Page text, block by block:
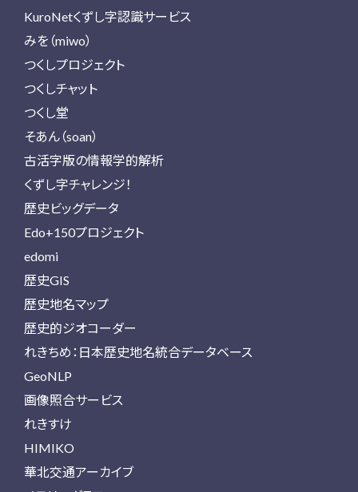
KuroNetくずし字認識サービス
みを（miwo）
つくしプロジェクト
つくしチャット
つくし堂
そあん（soan）
古活字版の情報学的解析
くずし字チャレンジ！
歴史ビッグデータ
Edo+150プロジェクト
edomi
歴史GIS
歴史地名マップ
歴史的ジオコーダー
れきちめ：日本歴史地名統合データベース
GeoNLP
画像照合サービス
れきすけ
HIMIKO
華北交通アーカイブ